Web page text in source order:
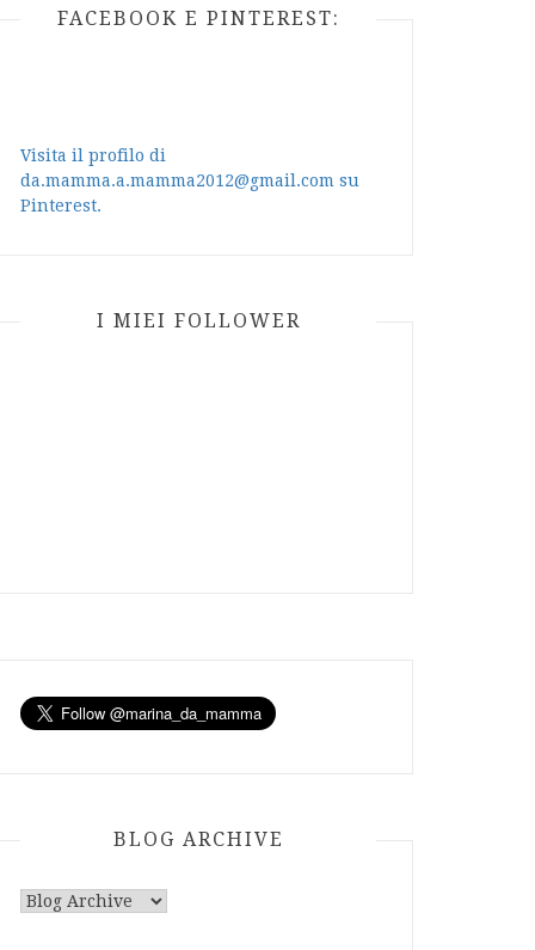
FACEBOOK E PINTEREST:
Visita il profilo di
da.mamma.a.mamma2012@gmail.com su
Pinterest.
I MIEI FOLLOWER
BLOG ARCHIVE